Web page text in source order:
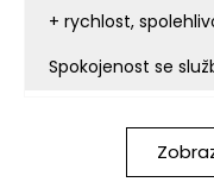
+ rychlost,
Spokojenost se